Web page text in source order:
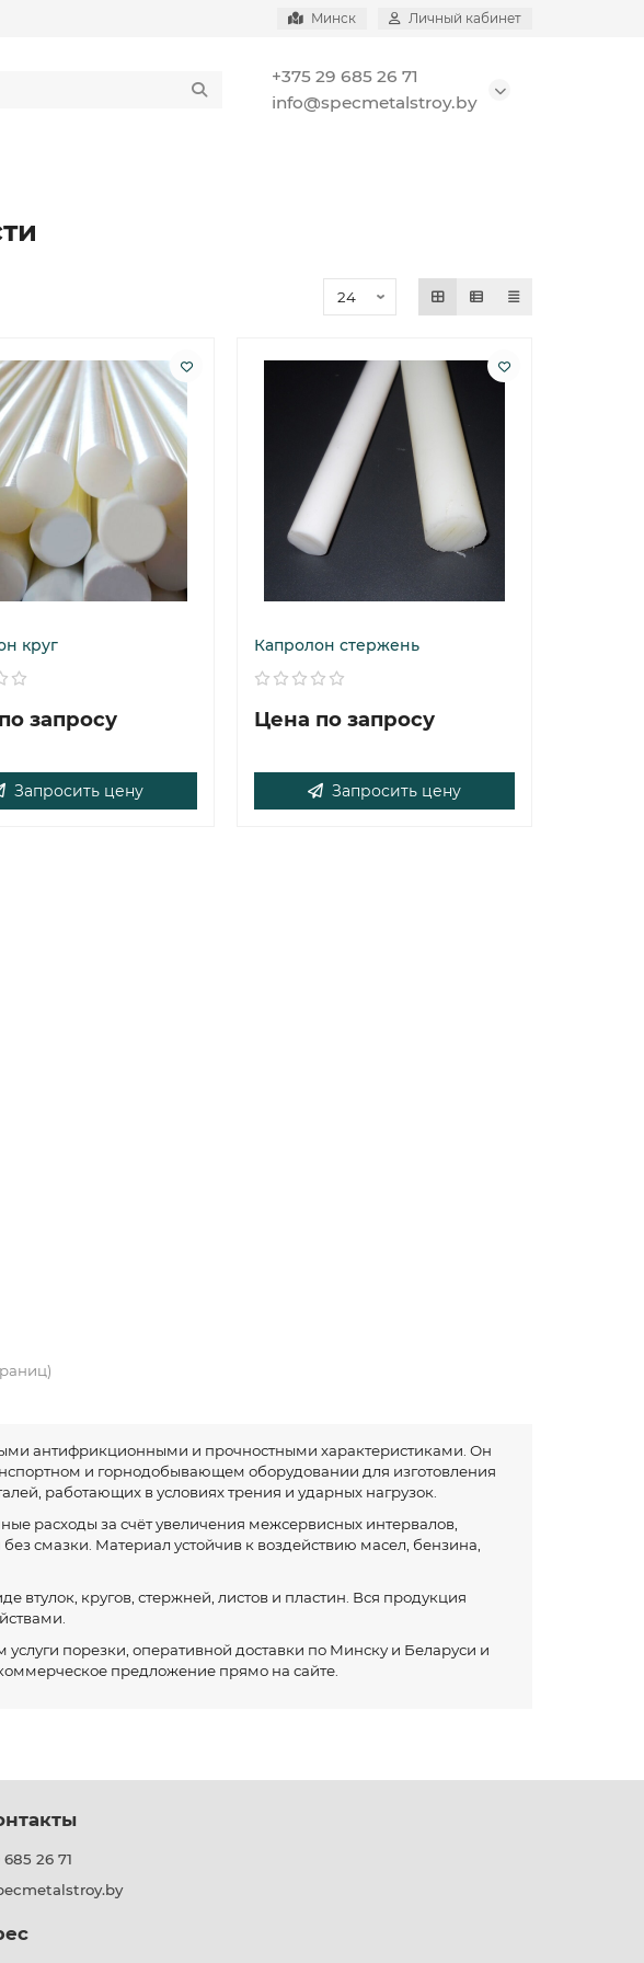
Минск Личный кабинет
+375 29 685 26 71
info@specmetalstroy.by
круг
запросу
Запросить цену
Капролон стержень
Цена по запросу
Запросить цену
антифрикционными и прочностными характеристиками. Он
и горнодобывающем оборудовании для изготовления
работающих в условиях трения и ударных нагрузок.
расходы за счёт увеличения межсервисных интервалов,
смазки. Материал устойчив к воздействию масел, бензина,
кругов, стержней, листов и пластин. Вся продукция
порезки, оперативной доставки по Минску и Беларуси и
предложение прямо на сайте.
26 71